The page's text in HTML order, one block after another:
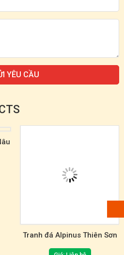
Tranh đá Alpinus Thiên Sơn